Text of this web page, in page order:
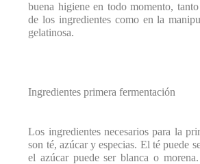
buena higiene en todo momento,
de los ingredientes como en la
gelatinosa.
Ingredientes primera fermentación
Los ingredientes necesarios para la
son té, azúcar y especias. El té puede
el azúcar puede ser blanca o